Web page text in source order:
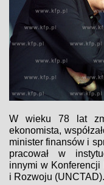
W wieku 78 lat
ekonomista,
minister finansów i
pracował w
innymi w
i Rozwoju